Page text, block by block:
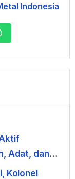
Indonesia
Adat, dan
Barat
Kolonel